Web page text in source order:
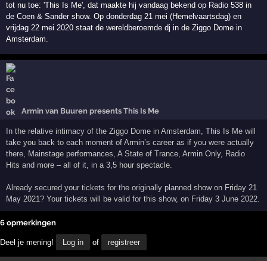
tot nu toe: 'This Is Me', dat maakte hij vandaag bekend op Radio 538 in
de Coen & Sander show. Op donderdag 21 mei (Hemelvaartsdag) en
vrijdag 22 mei 2020 staat de wereldberoemde dj in de Ziggo Dome in
Amsterdam.
Armin van Buuren presents This Is Me
In the relative intimacy of the Ziggo Dome in Amsterdam, This Is Me will
take you back to each moment of Armin’s career as if you were actually
there, Mainstage performances, A State of Trance, Armin Only, Radio
Hits and more – all of it, in a 3,5 hour spectacle.
Already secured your tickets for the originally planned show on Friday 21
May 2021? Your tickets will be valid for this show, on Friday 3 June 2022.
6 opmerkingen
Deel je mening! Log in of registreer